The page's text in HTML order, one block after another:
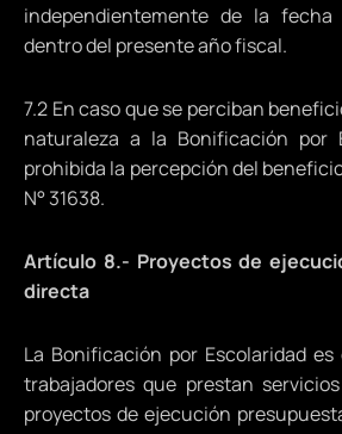
independientemente de la
dentro del presente año fiscal.
7.2 En caso que se perciban
naturaleza a la Bonificación por
prohibida la percepción del
N° 31638.
Artículo 8.- Proyectos de
directa
La Bonificación por Escolaridad
trabajadores que prestan
proyectos de ejecución